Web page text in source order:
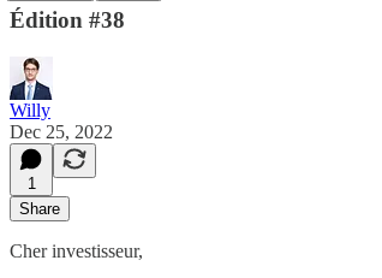
Édition #38
Willy
Dec 25, 2022
1
Share
Cher investisseur,